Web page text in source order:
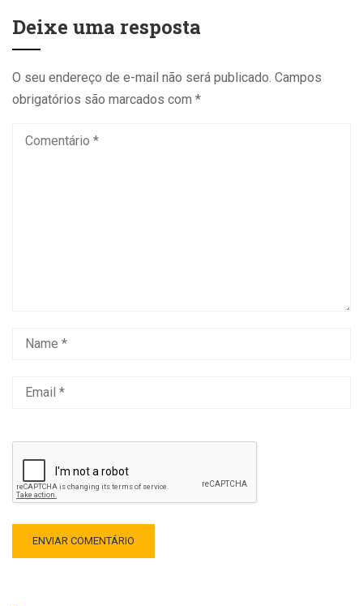
Deixe uma resposta
O seu endereço de e-mail não será publicado. Campos
obrigatórios são marcados com *